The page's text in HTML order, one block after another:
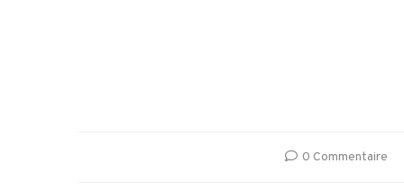
0 Commentaire